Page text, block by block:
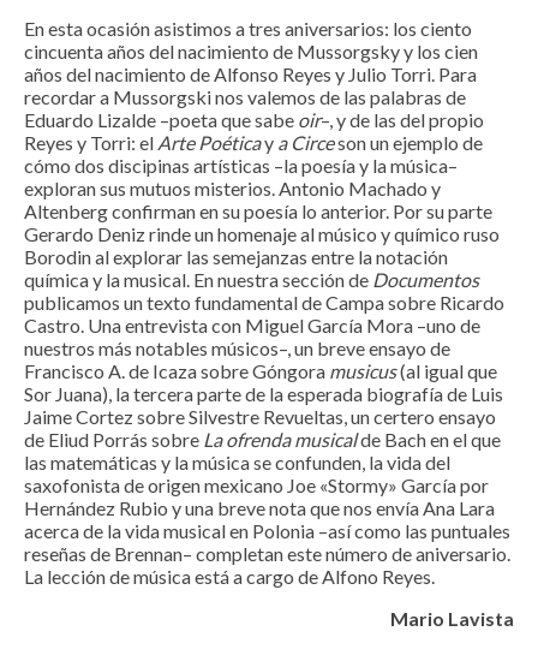
En esta ocasión asistimos a tres aniversarios: los ciento
cincuenta años del nacimiento de Mussorgsky y los cien
años del nacimiento de Alfonso Reyes y Julio Torri. Para
recordar a Mussorgski nos valemos de las palabras de
Eduardo Lizalde –poeta que sabe oir–, y de las del propio
Reyes y Torri: el Arte Poéticay a Circeson un ejemplo de
cómo dos discipinas artísticas –la poesía y la música–
exploran sus mutuos misterios. Antonio Machado y
Altenberg confirman en su poesía lo anterior. Por su parte
Gerardo Deniz rinde un homenaje al músico y químico ruso
Borodin al explorar las semejanzas entre la notación
química y la musical. En nuestra sección de Documentos
publicamos un texto fundamental de Campa sobre Ricardo
Castro. Una entrevista con Miguel García Mora –uno de
nuestros más notables músicos–, un breve ensayo de
Francisco A. de Icaza sobre Góngora musicus(al igual que
Sor Juana), la tercera parte de la esperada biografía de Luis
Jaime Cortez sobre Silvestre Revueltas, un certero ensayo
de Eliud Porrás sobre La ofrenda musicalde Bach en el que
las matemáticas y la música se confunden, la vida del
saxofonista de origen mexicano Joe «Stormy» García por
Hernández Rubio y una breve nota que nos envía Ana Lara
acerca de la vida musical en Polonia –así como las puntuales
reseñas de Brennan– completan este número de aniversario.
La lección de música está a cargo de Alfono Reyes.
Mario Lavista